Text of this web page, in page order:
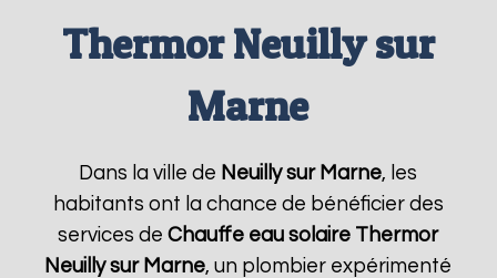
Thermor Neuilly sur
Marne
Dans la ville de Neuilly sur Marne, les
habitants ont la chance de bénéficier des
services deChauffe eau solaire Thermor
Neuilly sur Marne, un plombier expérimenté